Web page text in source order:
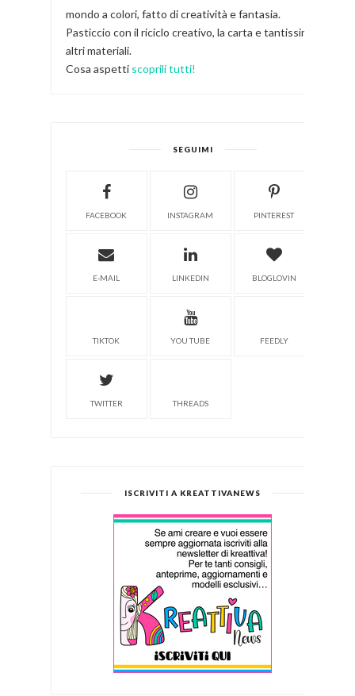
mondo a colori, fatto di creatività e fantasia.
Pasticcio con il riciclo creativo, la carta e tantissimi
altri materiali.
Cosa aspetti scoprili tutti!
SEGUIMI
FACEBOOK INSTAGRAM PINTEREST
E-MAIL LINKEDIN BLOGLOVIN
TIKTOK YOU TUBE FEEDLY
TWITTER THREADS
ISCRIVITI A KREATTIVANEWS